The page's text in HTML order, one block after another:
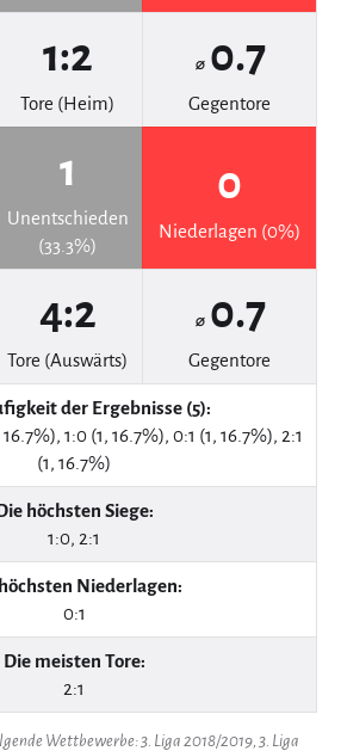
1:2
Tore (Heim)
⌀ 0.7
Gegentore
1
Unentschieden
(33.3%)
0
Niederlagen (0%)
4:2
Tore (Auswärts)
⌀ 0.7
Gegentore
der Ergebnisse (5):
1:0 (1, 16.7%), 0:1 (1, 16.7%), 2:1
(1, 16.7%)
höchsten Siege:
1:0, 2:1
Niederlagen:
0:1
Die meisten Tore:
2:1
Wettbewerbe: 3. Liga 2018/2019, 3. Liga